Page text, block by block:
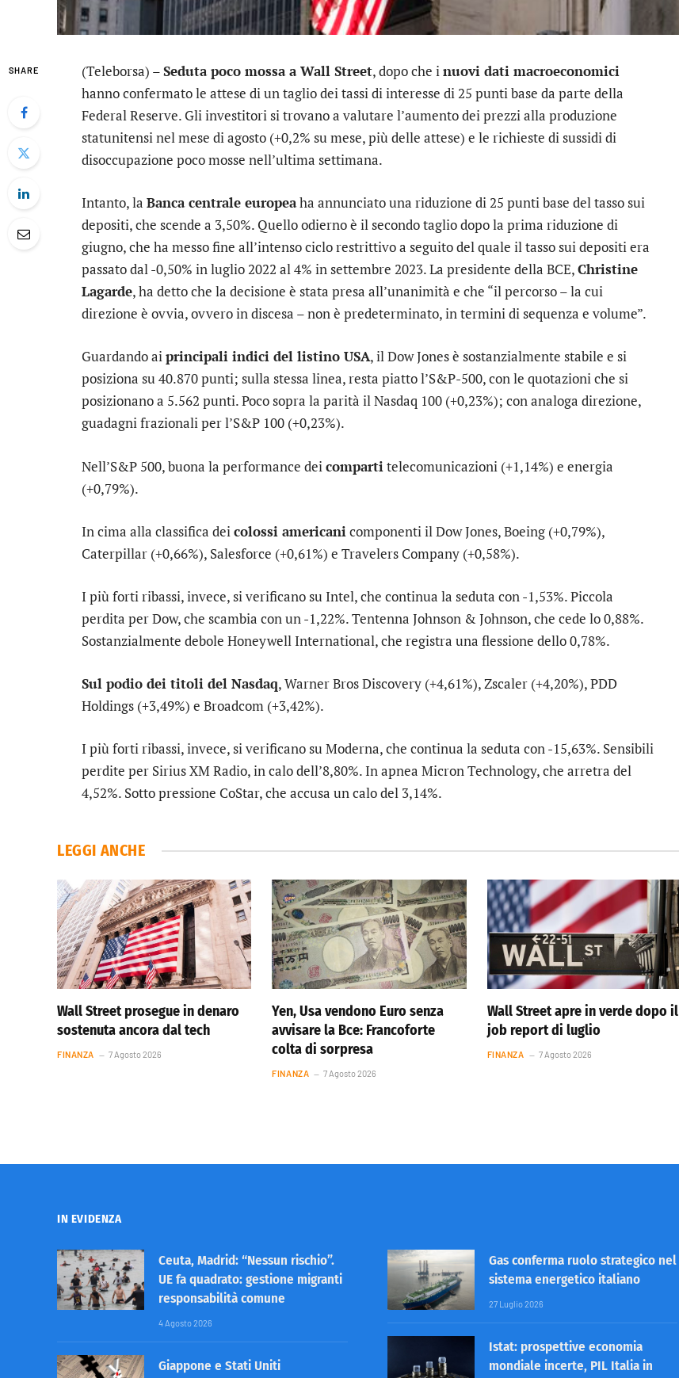
SHARE (Teleborsa) –Seduta poco mossa a Wall Street, dopo che inuovi dati macroeconomici
hanno confermato le attese di un taglio dei tassi di interesse di 25 punti base da parte della
Federal Reserve. Gli investitori si trovano a valutare l’aumento dei prezzi alla produzione
statunitensi nel mese di agosto (+0,2% su mese, più delle attese) e le richieste di sussidi di
disoccupazione poco mosse nell’ultima settimana.
Intanto, la Banca centrale europeaha annunciato una riduzione di 25 punti base del tasso sui
depositi, che scende a 3,50%. Quello odierno è il secondo taglio dopo la prima riduzione di
giugno, che ha messo fine all’intenso ciclo restrittivo a seguito del quale il tasso sui depositi era
passato dal -0,50% in luglio 2022 al 4% in settembre 2023. La presidente della BCE,Christine
Lagarde, ha detto che la decisione è stata presa all’unanimità e che “il percorso – la cui
direzione è ovvia, ovvero in discesa – non è predeterminato, in termini di sequenza e volume”.
Guardando aiprincipali indici del listino USA, ilDow Jonesè sostanzialmente stabile e si
posiziona su 40.870 punti; sulla stessa linea, resta piatto l’S&P-500, con le quotazioni che si
posizionano a 5.562 punti. Poco sopra la parità ilNasdaq 100 (+0,23%); con analoga direzione,
guadagni frazionali per l’S&P 100 (+0,23%).
Nell’S&P 500, buona la performance dei comparti telecomunicazioni (+1,14%) e energia
(+0,79%).
In cima alla classifica deicolossi americanicomponenti il Dow Jones,Boeing (+0,79%),
Caterpillar (+0,66%), Salesforce (+0,61%) e Travelers Company (+0,58%).
I più forti ribassi, invece, si verificano su Intel, che continua la seduta con -1,53%. Piccola
perdita perDow, che scambia con un -1,22%. Tentenna Johnson & Johnson, che cede lo 0,88%.
Sostanzialmente debole Honeywell International, che registra una flessione dello 0,78%.
Sul podio dei titoli del Nasdaq,Warner Bros Discovery (+4,61%),Zscaler (+4,20%),PDD
Holdings (+3,49%) e Broadcom (+3,42%).
I più forti ribassi, invece, si verificano suModerna, che continua la seduta con -15,63%. Sensibili
perdite per Sirius XM Radio, in calo dell’8,80%. In apnea Micron Technology, che arretra del
4,52%. Sotto pressione CoStar, che accusa un calo del 3,14%.
LEGGI ANCHE
Wall Street prosegue in denaro
sostenuta ancora dal tech
FINANZA 7 Agosto 2026
Yen, Usa vendono Euro senza
avvisare la Bce: Francoforte
colta di sorpresa
FINANZA 7 Agosto 2026
Wall Street apre in verde dopo il
job report di luglio
FINANZA 7 Agosto 2026
IN EVIDENZA
Ceuta, Madrid: “Nessun rischio”.
UE fa quadrato: gestione migranti
responsabilità comune
4 Agosto 2026
Giappone e Stati Uniti
Gas conferma ruolo strategico nel
sistema energetico italiano
27 Luglio 2026
Istat: prospettive economia
mondiale incerte, PIL Italia in